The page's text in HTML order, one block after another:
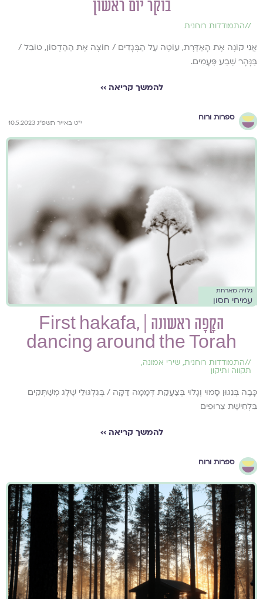
בוקר יום ראשון
//התמודדות רוחנית
אֲנִי קוֹנֶה אֶת הָאַדֶּרֶת, עוֹטֶה עַל הַבְּגָדִים / חוֹצֶה אֶת הַהַדְסוֹן, טוֹבֵל /
בַּנָּהָר שֶׁבַע פְּעָמִים.
להמשך קריאה ››
ספרות ורוח
י״ט באייר תשפ״ג 10.5.2023
גלויה מארחת
עמיחי חסון
הקָפָה ראשונה | First hakafa,
dancing around the Torah
//התמודדות רוחנית, שירי אמונה,
תקווה ותיקון
כָּבֶה בְּנִגּוּן סָמוּי וְגָלוּי בְּצַעֲקַת דְּמָמָה דַּקָּה / בְּגִלְגּוּלֵי שֶׁלֶג מְשַׁתְּקִים
בִּלְחִישַׁת צֵרוּפִים
להמשך קריאה ››
ספרות ורוח